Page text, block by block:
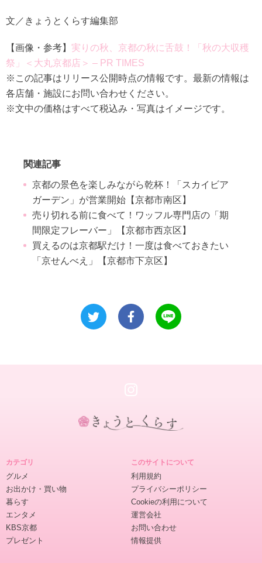
文／きょうとくらす編集部
【画像・参考】 実りの秋、京都の秋に舌鼓！「秋の大収穫
祭」＜大丸京都店＞ – PR TIMES
※この記事はリリース公開時点の情報です。最新の情報は
各店舗・施設にお問い合わせください。
※文中の価格はすべて税込み・写真はイメージです。
関連記事
京都の景色を楽しみながら乾杯！「スカイビア
ガーデン」が営業開始【京都市南区】
売り切れる前に食べて！ワッフル専門店の「期
間限定フレーバー」【京都市西京区】
買えるのは京都駅だけ！一度は食べておきたい
「京せんべえ」【京都市下京区】
カテゴリ
グルメ
お出かけ・買い物
暮らす
エンタメ
KBS京都
プレゼント
このサイトについて
利用規約
プライバシーポリシー
Cookieの利用について
運営会社
お問い合わせ
情報提供